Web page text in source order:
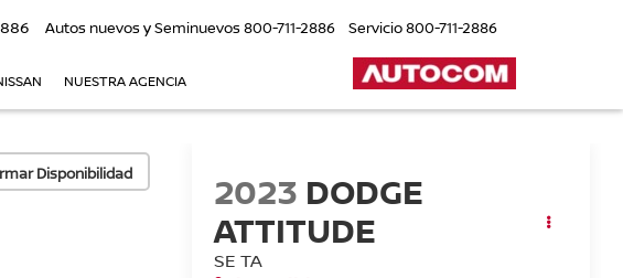
Autos nuevos y Seminuevos800-711-2886 Servicio800-711-2886
NUESTRA AGENCIA
Disponibilidad
2023 DODGE
ATTITUDE
SE TA